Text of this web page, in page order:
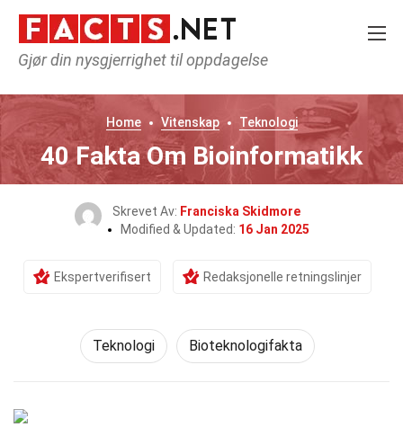
Gjør din nysgjerrighet til oppdagelse
Home Vitenskap Teknologi
40 Fakta Om Bioinformatikk
Skrevet Av: Franciska Skidmore
Modified & Updated: 16 Jan 2025
Ekspertverifisert Redaksjonelle retningslinjer
Teknologi Bioteknologifakta